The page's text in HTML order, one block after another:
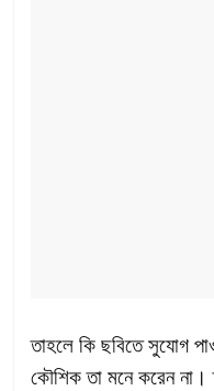
তাহলে কি ছবিতে সুযোগ
কৌশিক তা মনে করেন